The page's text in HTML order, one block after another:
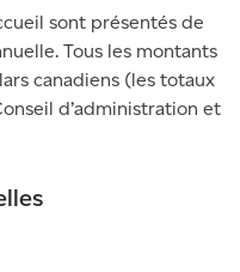
sont présentés de
Tous les montants
canadiens (les totaux
d’administration et